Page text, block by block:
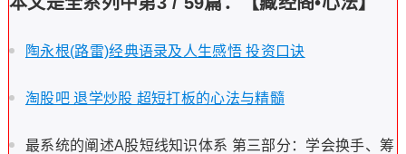
陶永根(路雷)经典语录及人生感悟 投资口诀
淘股吧 退学炒股 超短打板的心法与精髓
最系统的阐述A股短线知识体系 第三部分：学会换手、筹